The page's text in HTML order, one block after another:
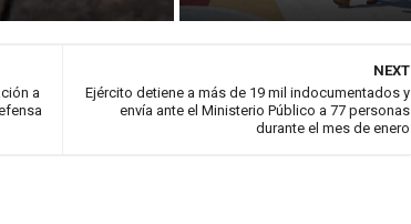
NEXT
Ejército detiene a más de 19 mil indocumentados y
envía ante el Ministerio Público a 77 personas
durante el mes de enero
a